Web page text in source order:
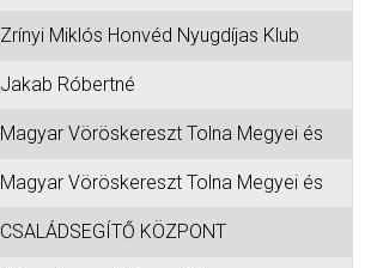
Zrínyi Miklós Honvéd Nyugdíjas Klub
Jakab Róbertné
Magyar Vöröskereszt Tolna Megyei és
Magyar Vöröskereszt Tolna Megyei és
CSALÁDSEGÍTŐ KÖZPONT